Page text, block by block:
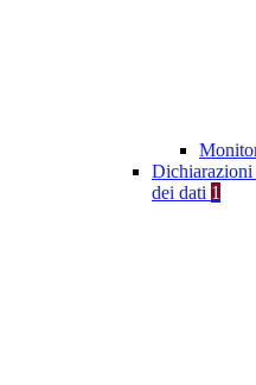
Dichiarazioni
dei dati 1